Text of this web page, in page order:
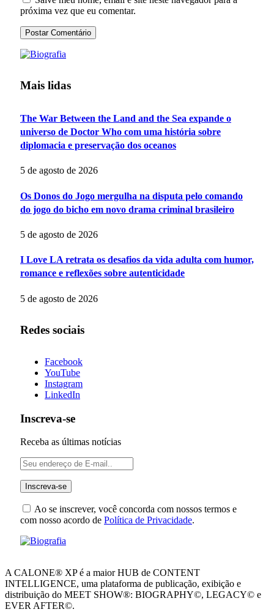
próxima vez que eu comentar.
Mais lidas
The War Between the Land and the Sea expande o
universo de Doctor Who com uma história sobre
diplomacia e preservação dos oceanos
5 de agosto de 2026
Os Donos do Jogo mergulha na disputa pelo comando
do jogo do bicho em novo drama criminal brasileiro
5 de agosto de 2026
I Love LA retrata os desafios da vida adulta com humor,
romance e reflexões sobre autenticidade
5 de agosto de 2026
Redes sociais
Facebook
YouTube
Instagram
LinkedIn
Inscreva-se
Receba as últimas notícias
Ao se inscrever, você concorda com nossos termos e
com nosso acordo de Política de Privacidade.
A CALONE® XP é a maior HUB de CONTENT
INTELLIGENCE, uma plataforma de publicação, exibição e
distribuição do MEET SHOW®: BIOGRAPHY©, LEGACY© e
EVER AFTER©.